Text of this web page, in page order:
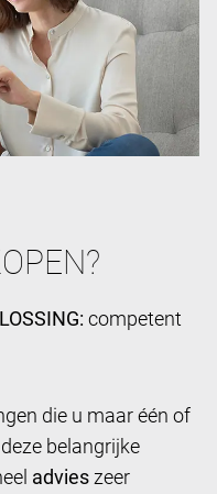
competent
die u maar één of
belangrijke
advies zeer